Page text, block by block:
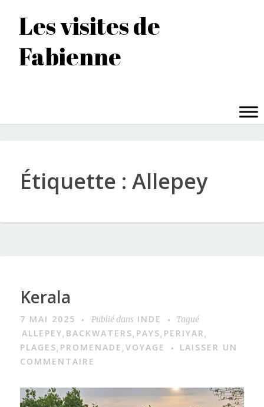
contenu
principal
Les visites de
Fabienne
Étiquette :Allepey
Kerala
7 MAI 2025 Publié dans INDE Tagué
ALLEPEY, BACKWATERS, PAYS, PERIYAR,
PLAGES, PROMENADE,VOYAGE
LAISSER UN
COMMENTAIRE